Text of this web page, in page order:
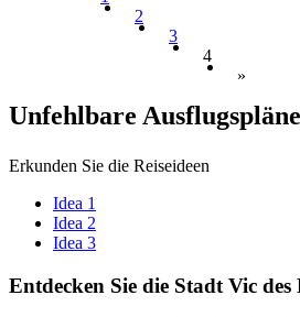
2
3
4
»
Unfehlbare
Erkunden Sie die Reiseideen
Idea 1
Idea 2
Idea 3
Entdecken Sie die Stadt Vic des